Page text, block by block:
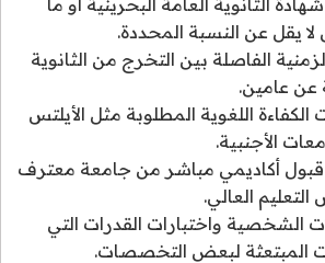
لا يقل عن النسبة المحددة.
الفاصلة بين التخرج من الثانوية
عن عامين.
الكفاءة اللغوية المطلوبة مثل الأيلتس
الأجنبية.
أكاديمي مباشر من جامعة معترف
العالي.
الشخصية واختبارات القدرات التي
المبتعثة لبعض التخصصات.